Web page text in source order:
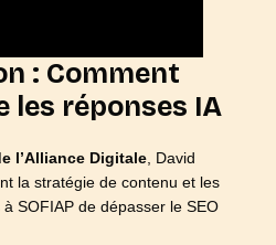
: Comment
les réponses IA
l’Alliance Digitale, David
la stratégie de contenu et les
SOFIAP de dépasser le SEO